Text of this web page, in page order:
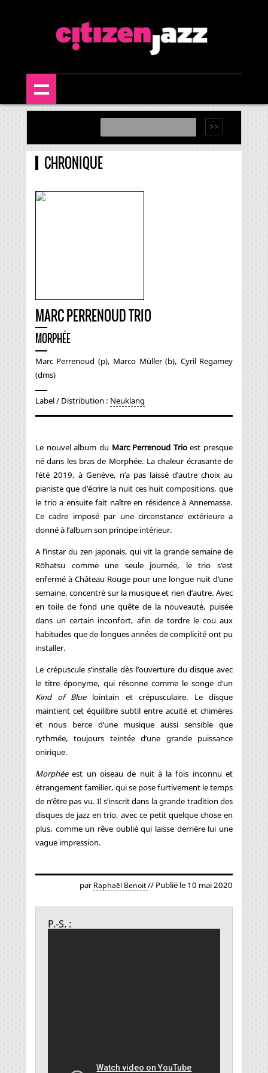
CHRONIQUE
MARC PERRENOUD TRIO
MORPHÉE
Marc Perrenoud (p), Marco Müller (b), Cyril Regamey
(dms)
Label / Distribution : Neuklang
Le nouvel album du Marc Perrenoud Trioest presque
né dans les bras de Morphée. La chaleur écrasante de
l’été 2019, à Genève, n’a pas laissé d’autre choix au
pianiste que d’écrire la nuit ces huit compositions, que
le trio a ensuite fait naître en résidence à Annemasse.
Ce cadre imposé par une circonstance extérieure a
donné à l’album son principe intérieur.
A l’instar du zen japonais, qui vit la grande semaine de
Rōhatsu comme une seule journée, le trio s’est
enfermé à Château Rouge pour une longue nuit d’une
semaine, concentré sur la musique et rien d’autre. Avec
en toile de fond une quête de la nouveauté, puisée
dans un certain inconfort, afin de tordre le cou aux
habitudes que de longues années de complicité ont pu
installer.
Le crépuscule s’installe dès l’ouverture du disque avec
le titre éponyme, qui résonne comme le songe d’un
Kind of Bluelointain et crépusculaire. Le disque
maintient cet équilibre subtil entre acuité et chimères
et nous berce d’une musique aussi sensible que
rythmée, toujours teintée d’une grande puissance
onirique.
Morphéeest un oiseau de nuit à la fois inconnu et
étrangement familier, qui se pose furtivement le temps
de n’être pas vu. Il s’inscrit dans la grande tradition des
disques de jazz en trio, avec ce petit quelque chose en
plus, comme un rêve oublié qui laisse derrière lui une
vague impression.
par Raphaël Benoit // Publié le 10 mai 2020
P.-S. :